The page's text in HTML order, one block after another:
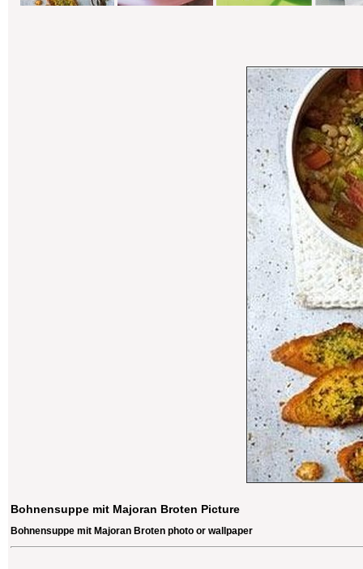
Bohnensuppe mit Majoran Broten Picture
Bohnensuppe mit Majoran Broten photo or wallpaper